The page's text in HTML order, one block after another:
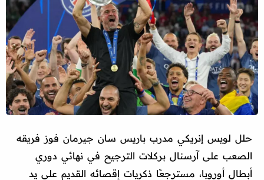
حلل لويس إنريكي مدرب باريس سان جيرمان فوز فريقه
الصعب على آرسنال بركلات الترجيح في نهائي دوري
أبطال أوروبا، مسترجعًا ذكريات إقصائه القديم على يد